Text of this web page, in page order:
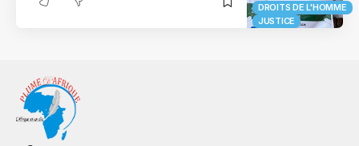
DROITS DE L'HOMME
JUSTICE